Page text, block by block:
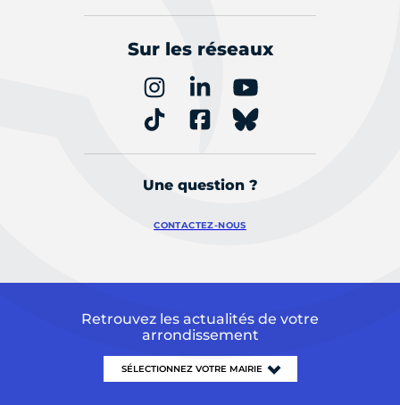
Sur les réseaux
Une question ?
CONTACTEZ-NOUS
Retrouvez les actualités de votre
arrondissement